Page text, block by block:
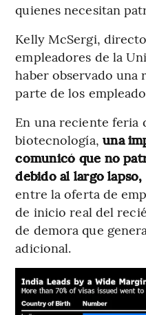
quienes necesitan
Kelly McSergi,
empleadores de la
haber observado
parte de los
En una reciente feria
biotecnología, una
comunicó que no
debido al largo lapso,
entre la oferta de
de inicio real del
de demora que
adicional.